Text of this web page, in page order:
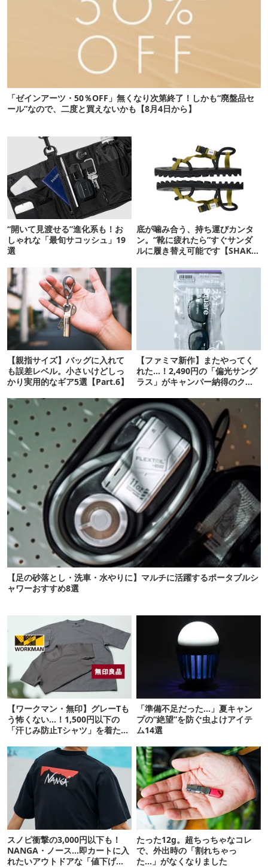
「ゼインアーツ・50％OFF」無くなり次第終了！しかも“廃盤品セ
ール”なので、二度と買えないかも【8月4日から】
“開いて見渡せる”進化系も！お
しゃれな「最旬サコッシュ」19
選
底が噛み合う、持ち運びカンタ
ン。“靴に疲れたら”すぐサンダ
ルに履き替え可能です【SHAKA
【親指サイズ】バッグに入れて
も誤差レベル。小さいけどしっ
かり実用的なギア5選【Part.6】
【ファミマ新作】またやってく
れた…！2,490円の「偏光サング
ラス」がキャンパー納得のクオ
【足の砂落とし・洗車・水やりに】マルチに活躍するポータブルシ
ャワーおすすめ8選
【ワークマン・無印】グレーTも
う怖くない…！1,500円以下の
「汗じみ防止Tシャツ」を着たら
「準備不足だった…」夏キャン
プの“絶望”を防ぐ虫よけアイテ
ム14選
スノピ衝撃の3,000円以下も！
NANGA・ノース…即カートに入
れたいアウトドアな「値下げ夏
たった12g。超ちっちゃなコレ
で、外出時の「割れちゃっ
た…」がなくなりました